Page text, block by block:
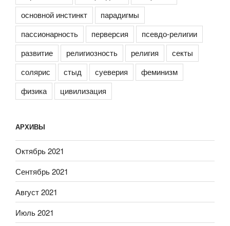
основной инстинкт
парадигмы
пассионарность
перверсия
псевдо-религии
развитие
религиозность религия
секты
солярис
стыд суеверия
феминизм
физика
цивилизация
АРХИВЫ
Октябрь 2021
Сентябрь 2021
Август 2021
Июль 2021